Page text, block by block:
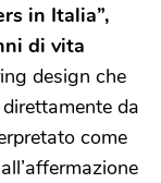
in Italia”,
di vita
design che
da
come